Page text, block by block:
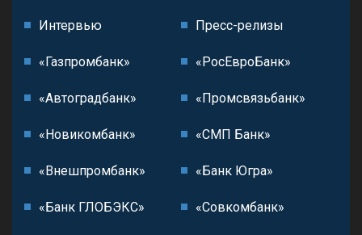
Интервью Пресс-релизы
«Газпромбанк» «РосЕвроБанк»
«Автоградбанк» «Промсвязьбанк»
«Новикомбанк» «СМП Банк»
«Внешпромбанк» «Банк Югра»
«Банк ГЛОБЭКС» «Совкомбанк»